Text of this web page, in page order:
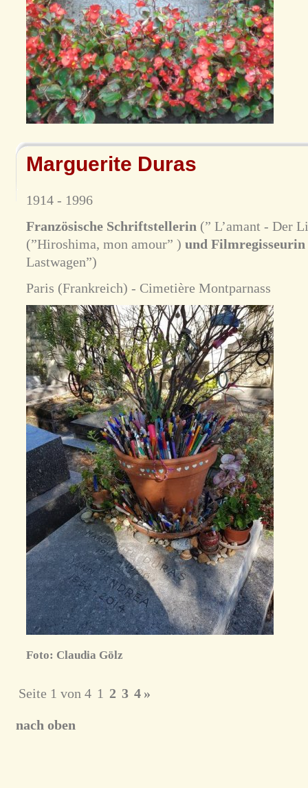
Marguerite Duras
1914 - 1996
Französische Schriftstellerin (” L’amant - Der
(”Hiroshima, mon amour” ) und Filmregisseurin
Lastwagen”)
Paris (Frankreich) - Cimetière Montparnass
Foto: Claudia Gölz
Seite 1 von 4 1 2 3 4 »
nach oben